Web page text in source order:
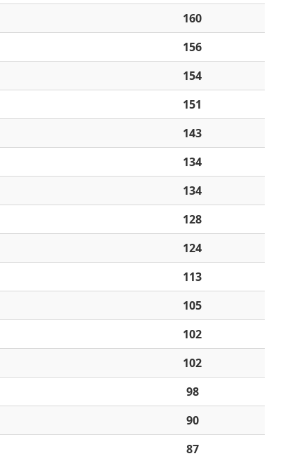
160
156
154
151
143
134
134
128
124
113
105
102
102
98
90
87